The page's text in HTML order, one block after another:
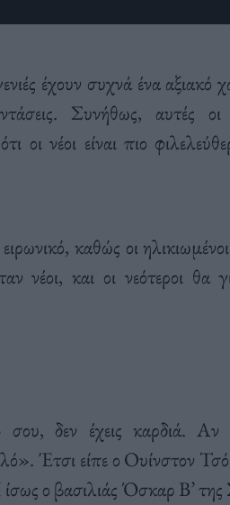
έχουν συχνά ένα
Συνήθως, αυτές οι
οι νέοι είναι πιο
καθώς οι
νέοι, και οι νεότεροι θα
δεν έχεις καρδιά. Αν
Έτσι είπε ο Ουίνστον
ο βασιλιάς Όσκαρ Β’ της